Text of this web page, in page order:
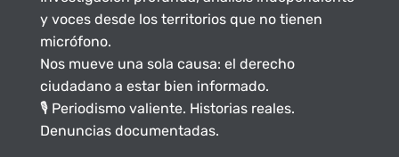
y voces desde los territorios que no tienen
micrófono.
Nos mueve una sola causa: el derecho
ciudadano a estar bien informado.
🎙️ Periodismo valiente. Historias reales.
Denuncias documentadas.